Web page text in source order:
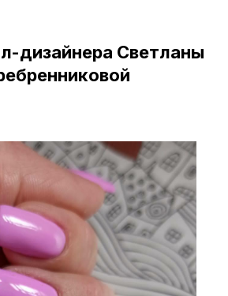
стилиста
Трубкиной